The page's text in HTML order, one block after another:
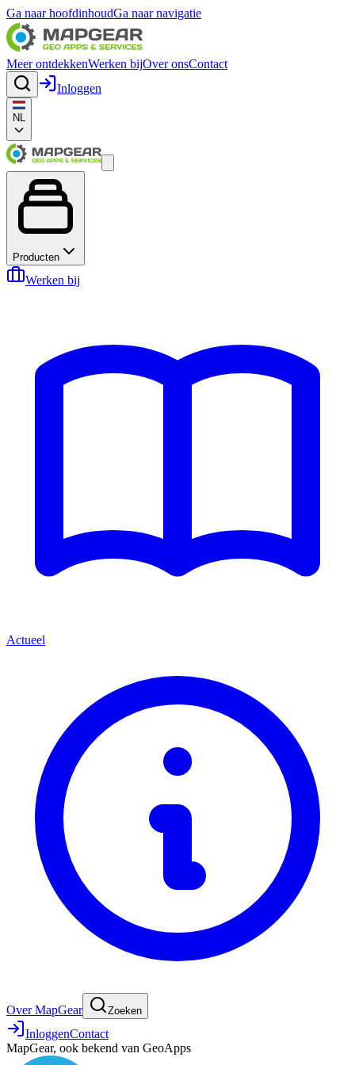
Ga naar hoofdinhoudGa naar navigatie
Meer ontdekkenWerken bijOver onsContact
Inloggen
NL
Producten
Werken bij
Actueel
Over MapGear Zoeken
InloggenContact
MapGear, ook bekend van GeoApps